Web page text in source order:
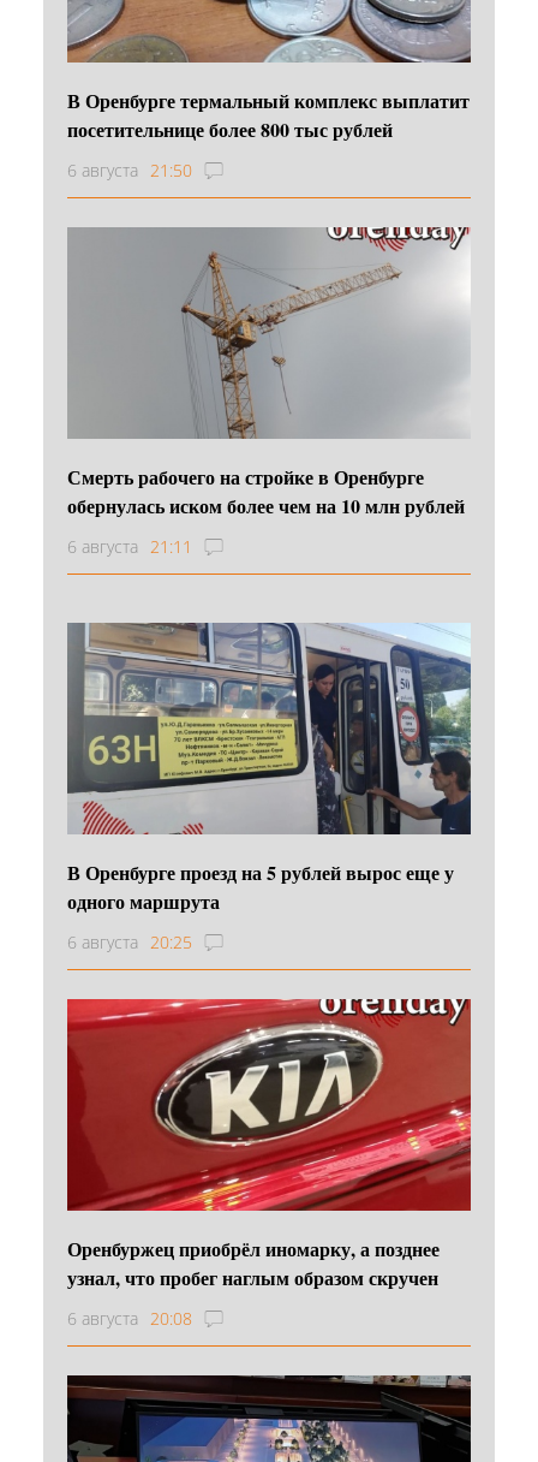
В Оренбурге термальный комплекс выплатит
посетительнице более 800 тыс рублей
6 августа 21:50
Смерть рабочего на стройке в Оренбурге
обернулась иском более чем на 10 млн рублей
6 августа 21:11
В Оренбурге проезд на 5 рублей вырос еще у
одного маршрута
6 августа 20:25
Оренбуржец приобрёл иномарку, а позднее
узнал, что пробег наглым образом скручен
6 августа 20:08